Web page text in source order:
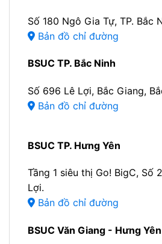
Số 180 Ngô Gia Tự, TP. Bắc
Bản đồ chỉ đường
BSUC TP. Bắc Ninh
Số 696 Lê Lợi, Bắc Giang,
Bản đồ chỉ đường
BSUC TP. Hưng Yên
Tầng 1 siêu thị Go! BigC, Số
Lợi.
Bản đồ chỉ đường
BSUC Văn Giang - Hưng Yên